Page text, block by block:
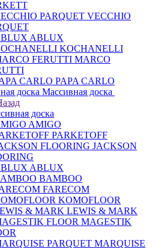
KOCHANELLI
MARCO
Массивная доска
доска
AMIGO
PARKETOFF
JACKSON
ABLUX
BAMBOO
FARECOM
KOMOFLOOR
LEWIS & MARK
MAGESTIK